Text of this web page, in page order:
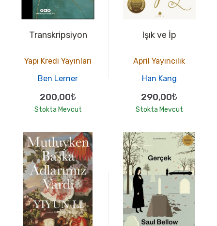
Transkripsiyon
Yapı Kredi Yayınları
Ben Lerner
200,00₺
Stokta Mevcut
Işık ve İp
April Yayıncılık
Han Kang
290,00₺
Stokta Mevcut